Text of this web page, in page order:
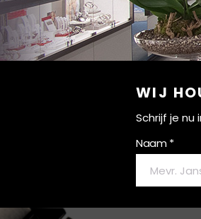
WIJ
Schrijf je
Naam *